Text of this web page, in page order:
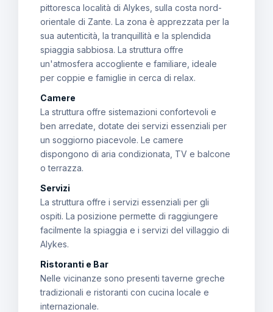
pittoresca località di Alykes, sulla costa nord-
orientale di Zante. La zona è apprezzata per la
sua autenticità, la tranquillità e la splendida
spiaggia sabbiosa. La struttura offre
un'atmosfera accogliente e familiare, ideale
per coppie e famiglie in cerca di relax.
Camere
La struttura offre sistemazioni confortevoli e
ben arredate, dotate dei servizi essenziali per
un soggiorno piacevole. Le camere
dispongono di aria condizionata, TV e balcone
o terrazza.
Servizi
La struttura offre i servizi essenziali per gli
ospiti. La posizione permette di raggiungere
facilmente la spiaggia e i servizi del villaggio di
Alykes.
Ristoranti e Bar
Nelle vicinanze sono presenti taverne greche
tradizionali e ristoranti con cucina locale e
internazionale.